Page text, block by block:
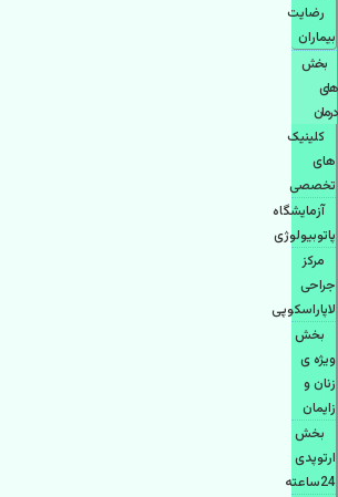
رضایت
بیماران
بخش
های
درمان
کلینیک
های
تخصصی
آزمایشگاه
پاتوبیولوژی
مرکز
جراحی
لاپاراسکوپی
بخش
ویژه ی
زنان و
زایمان
بخش
ارتوپدی
24ساعته